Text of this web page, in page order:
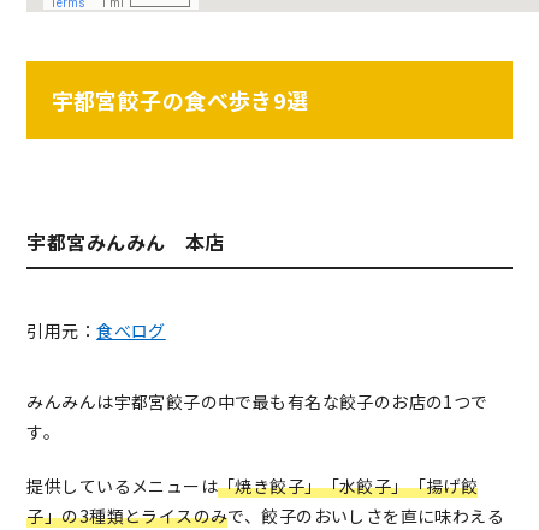
宇都宮餃子の食べ歩き9選
宇都宮みんみん 本店
引用元：食べログ
みんみんは宇都宮餃子の中で最も有名な餃子のお店の1つで
す。
提供しているメニューは「焼き餃子」「水餃子」「揚げ餃
子」の3種類とライスのみで、餃子のおいしさを直に味わえる